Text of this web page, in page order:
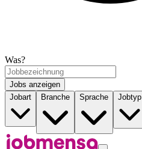
Was?
Jobs anzeigen
Jobart
Branche Sprache Jobtyp